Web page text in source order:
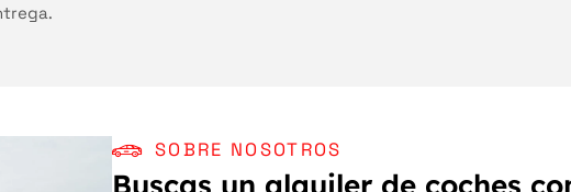
SOBRE NOSOTROS
Buscas un alquiler de coches